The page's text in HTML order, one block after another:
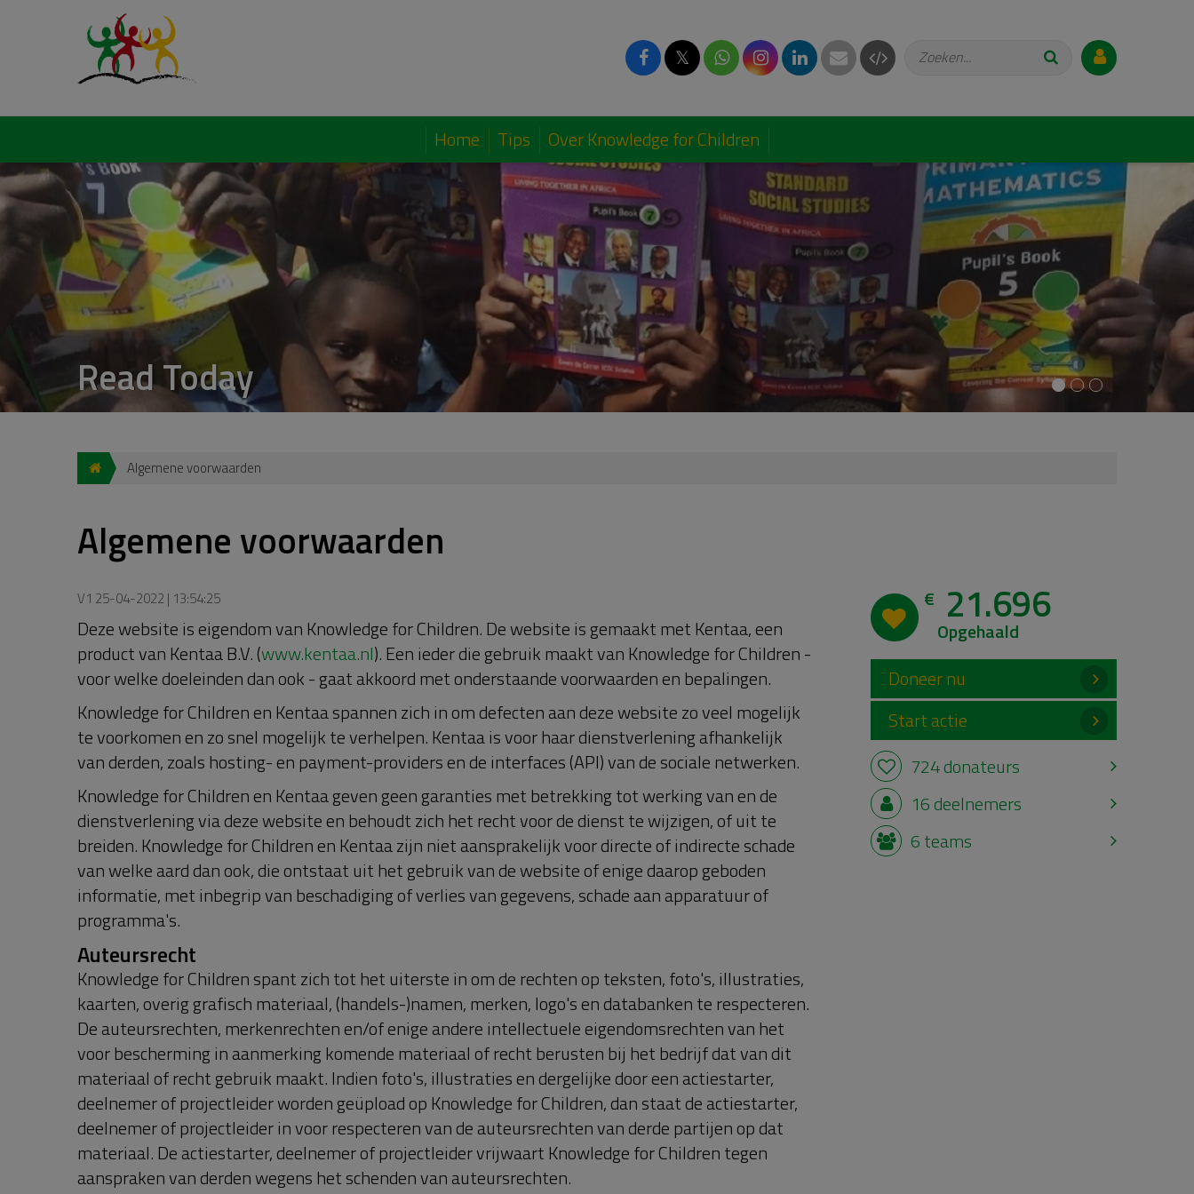
𝕏 Zoeken...
Home Tips Over Knowledge for Children
Read Today
Lead Tomorrow
Algemene voorwaarden
Algemene voorwaarden
V1 25-04-2022 | 13:54:25
Deze website is eigendom van Knowledge for Children. De website is gemaakt met Kentaa, een
product van Kentaa B.V. (www.kentaa.nl). Een ieder die gebruik maakt van Knowledge for Children -
voor welke doeleinden dan ook - gaat akkoord met onderstaande voorwaarden en bepalingen.
Knowledge for Children en Kentaa spannen zich in om defecten aan deze website zo veel mogelijk
te voorkomen en zo snel mogelijk te verhelpen. Kentaa is voor haar dienstverlening afhankelijk
van derden, zoals hosting- en payment-providers en de interfaces (API) van de sociale netwerken.
Knowledge for Children en Kentaa geven geen garanties met betrekking tot werking van en de
dienstverlening via deze website en behoudt zich het recht voor de dienst te wijzigen, of uit te
breiden. Knowledge for Children en Kentaa zijn niet aansprakelijk voor directe of indirecte schade
van welke aard dan ook, die ontstaat uit het gebruik van de website of enige daarop geboden
informatie, met inbegrip van beschadiging of verlies van gegevens, schade aan apparatuur of
programma's.
Auteursrecht
Knowledge for Children spant zich tot het uiterste in om de rechten op teksten, foto's, illustraties,
kaarten, overig grafisch materiaal, (handels-)namen, merken, logo's en databanken te respecteren.
De auteursrechten, merkenrechten en/of enige andere intellectuele eigendomsrechten van het
voor bescherming in aanmerking komende materiaal of recht berusten bij het bedrijf dat van dit
materiaal of recht gebruik maakt. Indien foto's, illustraties en dergelijke door een actiestarter,
deelnemer of projectleider worden geüpload op Knowledge for Children, dan staat de actiestarter,
deelnemer of projectleider in voor respecteren van de auteursrechten van derde partijen op dat
materiaal. De actiestarter, deelnemer of projectleider vrijwaart Knowledge for Children tegen
aanspraken van derden wegens het schenden van auteursrechten.
€ 21.696
Opgehaald
Doneer nu
Start actie
724 donateurs
16deelnemers
6teams